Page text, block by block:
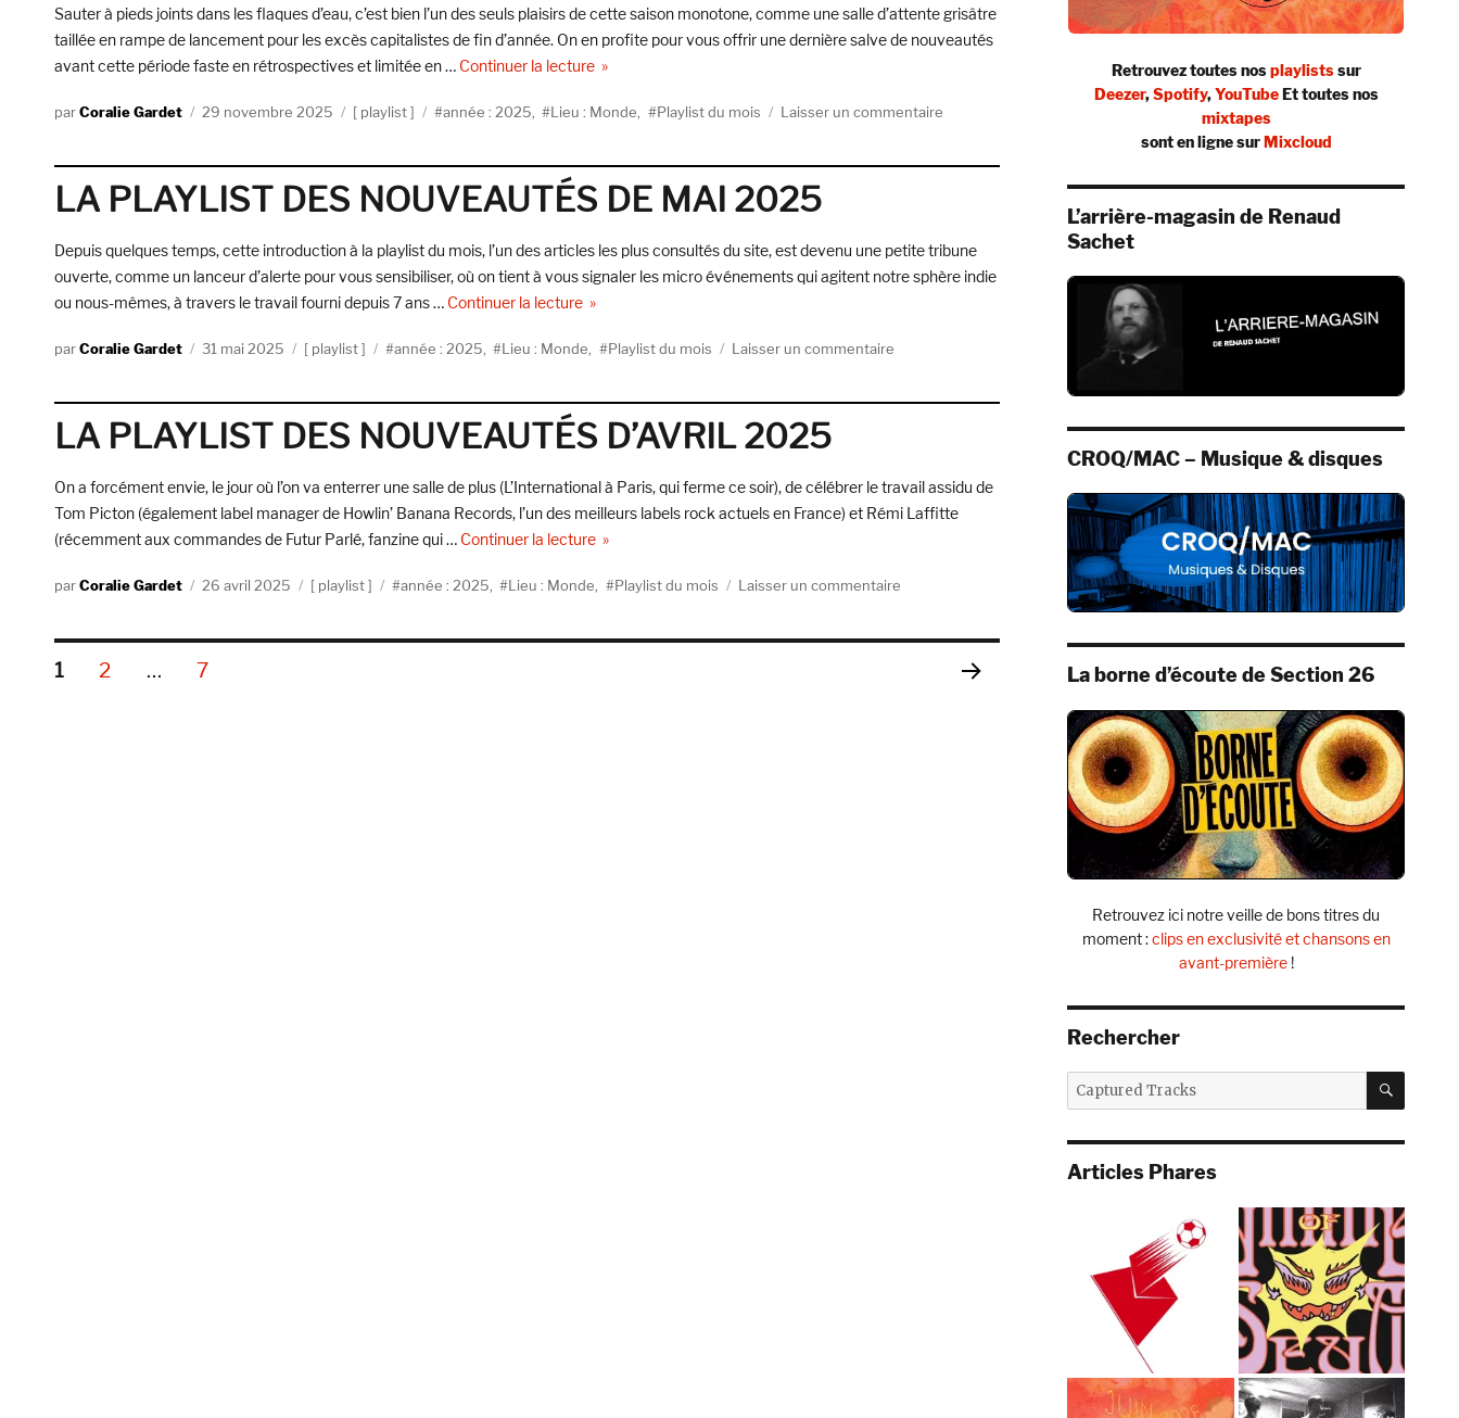
MARS
2026
Sauter à pieds joints dans les flaques d’eau, c’est bien l’un des seuls plaisirs de cette saison monotone, comme une salle d’attente grisâtre
taillée en rampe de lancement pour les excès capitalistes de fin d’année. On en profite pour vous offrir une dernière salve de nouveautés
avant cette période faste en rétrospectives et limitée en … Continuer la lecturede « LA PLAYLIST DES NOUVEAUTÉS DE NOVEMBRE 2025 »
AuteurCoralie Gardet
Publié
29 novembre 2025 Catégories
playlist Étiquettes
année : 2025 Lieu : Monde Playlist du mois Laisser un commentairesur
NOVEMBRE
2025
LA PLAYLIST DES NOUVEAUTÉS DE MAI 2025
Depuis quelques temps, cette introduction à la playlist du mois, l’un des articles les plus consultés du site, est devenu une petite tribune
ouverte, comme un lanceur d’alerte pour vous sensibiliser, où on tient à vous signaler les micro événements qui agitent notre sphère indie
ou nous-mêmes, à travers le travail fourni depuis 7 ans … Continuer la lecturede « LA PLAYLIST DES NOUVEAUTÉS DE MAI 2025 »
AuteurCoralie Gardet
Publié
31 mai 2025 Catégories
playlist Étiquettes
année : 2025 Lieu : Monde Playlist du mois Laisser un commentairesur
MAI
2025
LA PLAYLIST DES NOUVEAUTÉS D’AVRIL 2025
On a forcément envie, le jour où l’on va enterrer une salle de plus (L’International à Paris, qui ferme ce soir), de célébrer le travail assidu de
Tom Picton (également label manager de Howlin’ Banana Records, l’un des meilleurs labels rock actuels en France) et Rémi Laffitte
(récemment aux commandes de Futur Parlé, fanzine qui … Continuer la lecturede « LA PLAYLIST DES NOUVEAUTÉS D’AVRIL 2025 »
AuteurCoralie Gardet
Publié
26 avril 2025 Catégories
playlist Étiquettes
année : 2025 Lieu : Monde Playlist du mois Laisser un commentairesur
NOUVEAUTÉS
Pagination
PAGE
1 PAGE
2 … PAGE
7
Retrouvez toutes nosplaylistssur
Deezer,Spotify,YouTubeEt toutes nos
mixtapes
sont en ligne surMixcloud
L’arrière-magasin de Renaud
Sachet
CROQ/MAC – Musique & disques
La borne d’écoute de Section 26
Retrouvez ici notre veille de bons titres du
moment :clips en exclusivité et chansons en
avant-première!
Rechercher
Recherche
pour :
Articles Phares